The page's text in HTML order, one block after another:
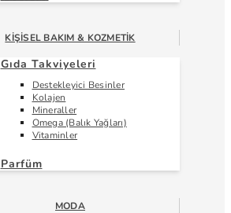
KIŞISEL BAKIM & KOZMETIK
Gıda Takviyeleri
Destekleyici Besinler
Kolajen
Mineraller
Omega (Balık Yağları)
Vitaminler
Parfüm
MODA